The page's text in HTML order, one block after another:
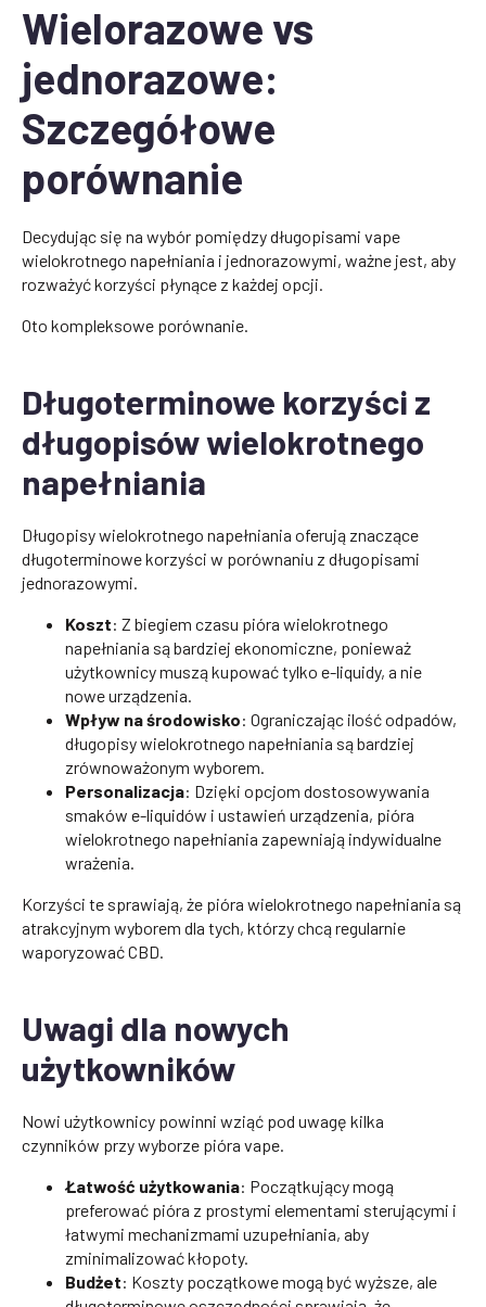
Wielorazowe vs
jednorazowe:
Szczegółowe
porównanie
Decydując się na wybór pomiędzy długopisami vape
wielokrotnego napełniania i jednorazowymi, ważne jest, aby
rozważyć korzyści płynące z każdej opcji.
Oto kompleksowe porównanie.
Długoterminowe korzyści z
długopisów wielokrotnego
napełniania
Długopisy wielokrotnego napełniania oferują znaczące
długoterminowe korzyści w porównaniu z długopisami
jednorazowymi.
Koszt: Z biegiem czasu pióra wielokrotnego
napełniania są bardziej ekonomiczne, ponieważ
użytkownicy muszą kupować tylko e-liquidy, a nie
nowe urządzenia.
Wpływ na środowisko: Ograniczając ilość odpadów,
długopisy wielokrotnego napełniania są bardziej
zrównoważonym wyborem.
Personalizacja: Dzięki opcjom dostosowywania
smaków e-liquidów i ustawień urządzenia, pióra
wielokrotnego napełniania zapewniają indywidualne
wrażenia.
Korzyści te sprawiają, że pióra wielokrotnego napełniania są
atrakcyjnym wyborem dla tych, którzy chcą regularnie
waporyzować CBD.
Uwagi dla nowych
użytkowników
Nowi użytkownicy powinni wziąć pod uwagę kilka
czynników przy wyborze pióra vape.
Łatwość użytkowania: Początkujący mogą
preferować pióra z prostymi elementami sterującymi i
łatwymi mechanizmami uzupełniania, aby
zminimalizować kłopoty.
Budżet: Koszty początkowe mogą być wyższe, ale